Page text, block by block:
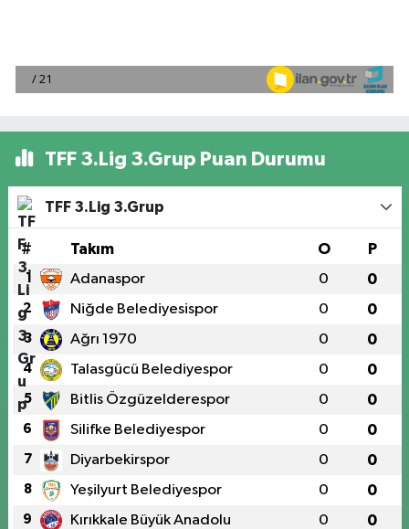
TFF 3.Lig 3.Grup Puan Durumu
TFF 3.Lig 3.Grup
# Takım O P
1 Adanaspor 0 0
2 Niğde Belediyesispor 0 0
3 Ağrı 1970 0 0
4 Talasgücü Belediyespor 0 0
5 Bitlis Özgüzelderespor 0 0
6 Silifke Belediyespor 0 0
7 Diyarbekirspor 0 0
8 Yeşilyurt Belediyespor 0 0
9 Kırıkkale Büyük Anadolu 0 0